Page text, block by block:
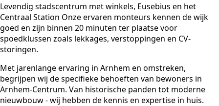
Levendig stadscentrum met winkels, Eusebius en het
Centraal Station Onze ervaren monteurs kennen de wijk
goed en zijn binnen 20 minuten ter plaatse voor
spoedklussen zoals lekkages, verstoppingen en CV-
storingen.
Met jarenlange ervaring in Arnhem en omstreken,
begrijpen wij de specifieke behoeften van bewoners in
Arnhem-Centrum. Van historische panden tot moderne
nieuwbouw - wij hebben de kennis en expertise in huis.